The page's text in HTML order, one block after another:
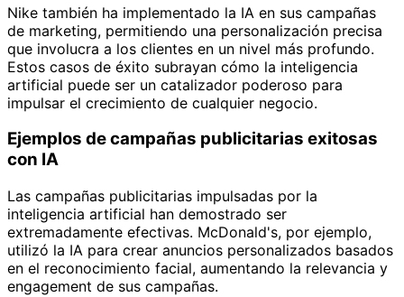
Nike también ha implementado la IA en sus campañas
de marketing, permitiendo una personalización precisa
que involucra a los clientes en un nivel más profundo.
Estos casos de éxito subrayan cómo la inteligencia
artificial puede ser un catalizador poderoso para
impulsar el crecimiento de cualquier negocio.
Ejemplos de campañas publicitarias exitosas
con IA
Las campañas publicitarias impulsadas por la
inteligencia artificial han demostrado ser
extremadamente efectivas. McDonald's, por ejemplo,
utilizó la IA para crear anuncios personalizados basados
en el reconocimiento facial, aumentando la relevancia y
engagement de sus campañas.